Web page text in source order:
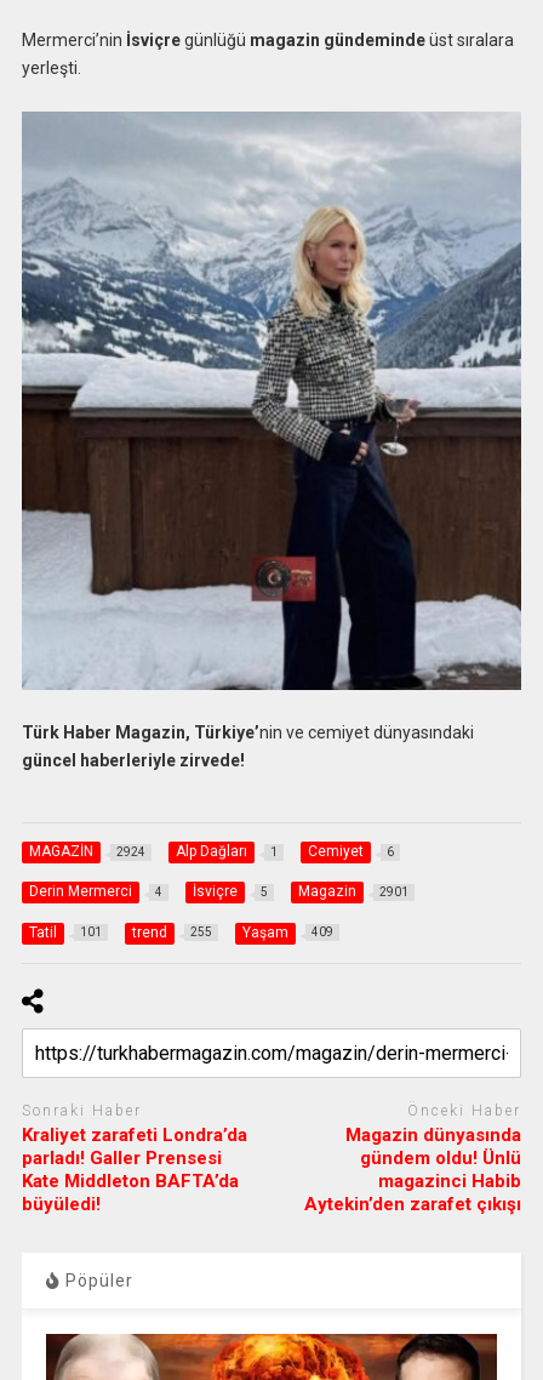
Mermerci’nin İsviçregünlüğü magazin gündemindeüst sıralara
yerleşti.
Türk Haber Magazin, Türkiye’nin ve cemiyet dünyasındaki
güncel haberleriyle zirvede!
MAGAZİN 2924 Alp Dağları 1 Cemiyet 6
Derin Mermerci 4 İsviçre 5 Magazin 2901
Tatil 101 trend 255 Yaşam 409
Sonraki Haber
Kraliyet zarafeti Londra’da
parladı! Galler Prensesi
Kate Middleton BAFTA’da
büyüledi!
Önceki Haber
Magazin dünyasında
gündem oldu! Ünlü
magazinci Habib
Aytekin’den zarafet çıkışı
Pöpüler